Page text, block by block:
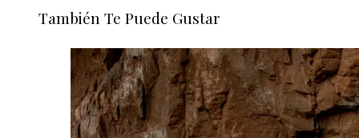
También Te Puede Gustar